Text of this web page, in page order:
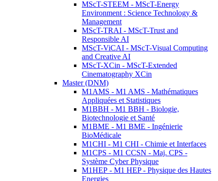
MScT-STEEM - MScT-Energy
Environment : Science Technology &
Management
MScT-TRAI - MScT-Trust and
Responsible AI
MScT-ViCAI - MScT-Visual Computing
and Creative AI
MScT-XCin - MScT-Extended
Cinematography XCin
Master (DNM)
M1AMS - M1 AMS - Mathématiques
Appliquées et Statistiques
M1BBH - M1 BBH - Biologie,
Biotechnologie et Santé
M1BME - M1 BME - Ingénierie
BioMédicale
M1CHI - M1 CHI - Chimie et Interfaces
M1CPS - M1 CCSN - Maj. CPS -
Système Cyber Physique
M1HEP - M1 HEP - Physique des Hautes
Energies